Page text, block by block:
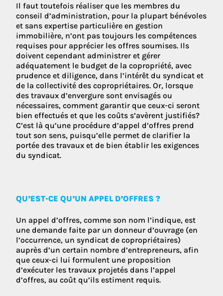
Il faut toutefois réaliser que les membres du
conseil d’administration, pour la plupart bénévoles
et sans expertise particulière en gestion
immobilière, n’ont pas toujours les compétences
requises pour apprécier les offres soumises. Ils
doivent cependant administrer et gérer
adéquatement le budget de la copropriété, avec
prudence et diligence, dans l’intérêt du syndicat et
de la collectivité des copropriétaires. Or, lorsque
des travaux d’envergure sont envisagés ou
nécessaires, comment garantir que ceux-ci seront
bien effectués et que les coûts s’avèrent justifiés?
C’est là qu’une procédure d’appel d’offres prend
tout son sens, puisqu’elle permet de clarifier la
portée des travaux et de bien établir les exigences
du syndicat.
QU’EST-CE QU’UN APPEL D’OFFRES ?
Un appel d’offres, comme son nom l’indique, est
une demande faite par un donneur d’ouvrage (en
l’occurrence, un syndicat de copropriétaires)
auprès d’un certain nombre d’entrepreneurs, afin
que ceux-ci lui formulent une proposition
d’exécuter les travaux projetés dans l’appel
d’offres, au coût qu’ils estiment requis.